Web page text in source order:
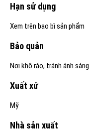
Hạn sử dụng
Xem trên bao bì sản phẩm
Bảo quản
Nơi khô ráo, tránh ánh sáng
Xuất xứ
Mỹ
Nhà sản xuất